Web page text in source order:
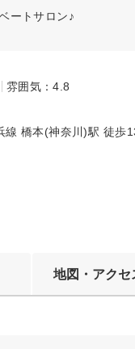
ートサロン♪
雰囲気：4.8
線 橋本(神奈川)駅 徒歩
地図・アクセ